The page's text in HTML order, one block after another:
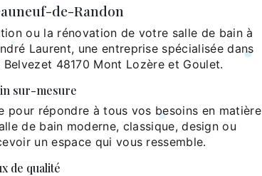
de-Randon
ou la rénovation de votre salle de bain à
Laurent, une entreprise spécialisée dans
48170 Mont Lozère et Goulet.
sur-mesure
pour répondre à tous vos besoins en matière
de bain moderne, classique, design ou
un espace qui vous ressemble.
de qualité